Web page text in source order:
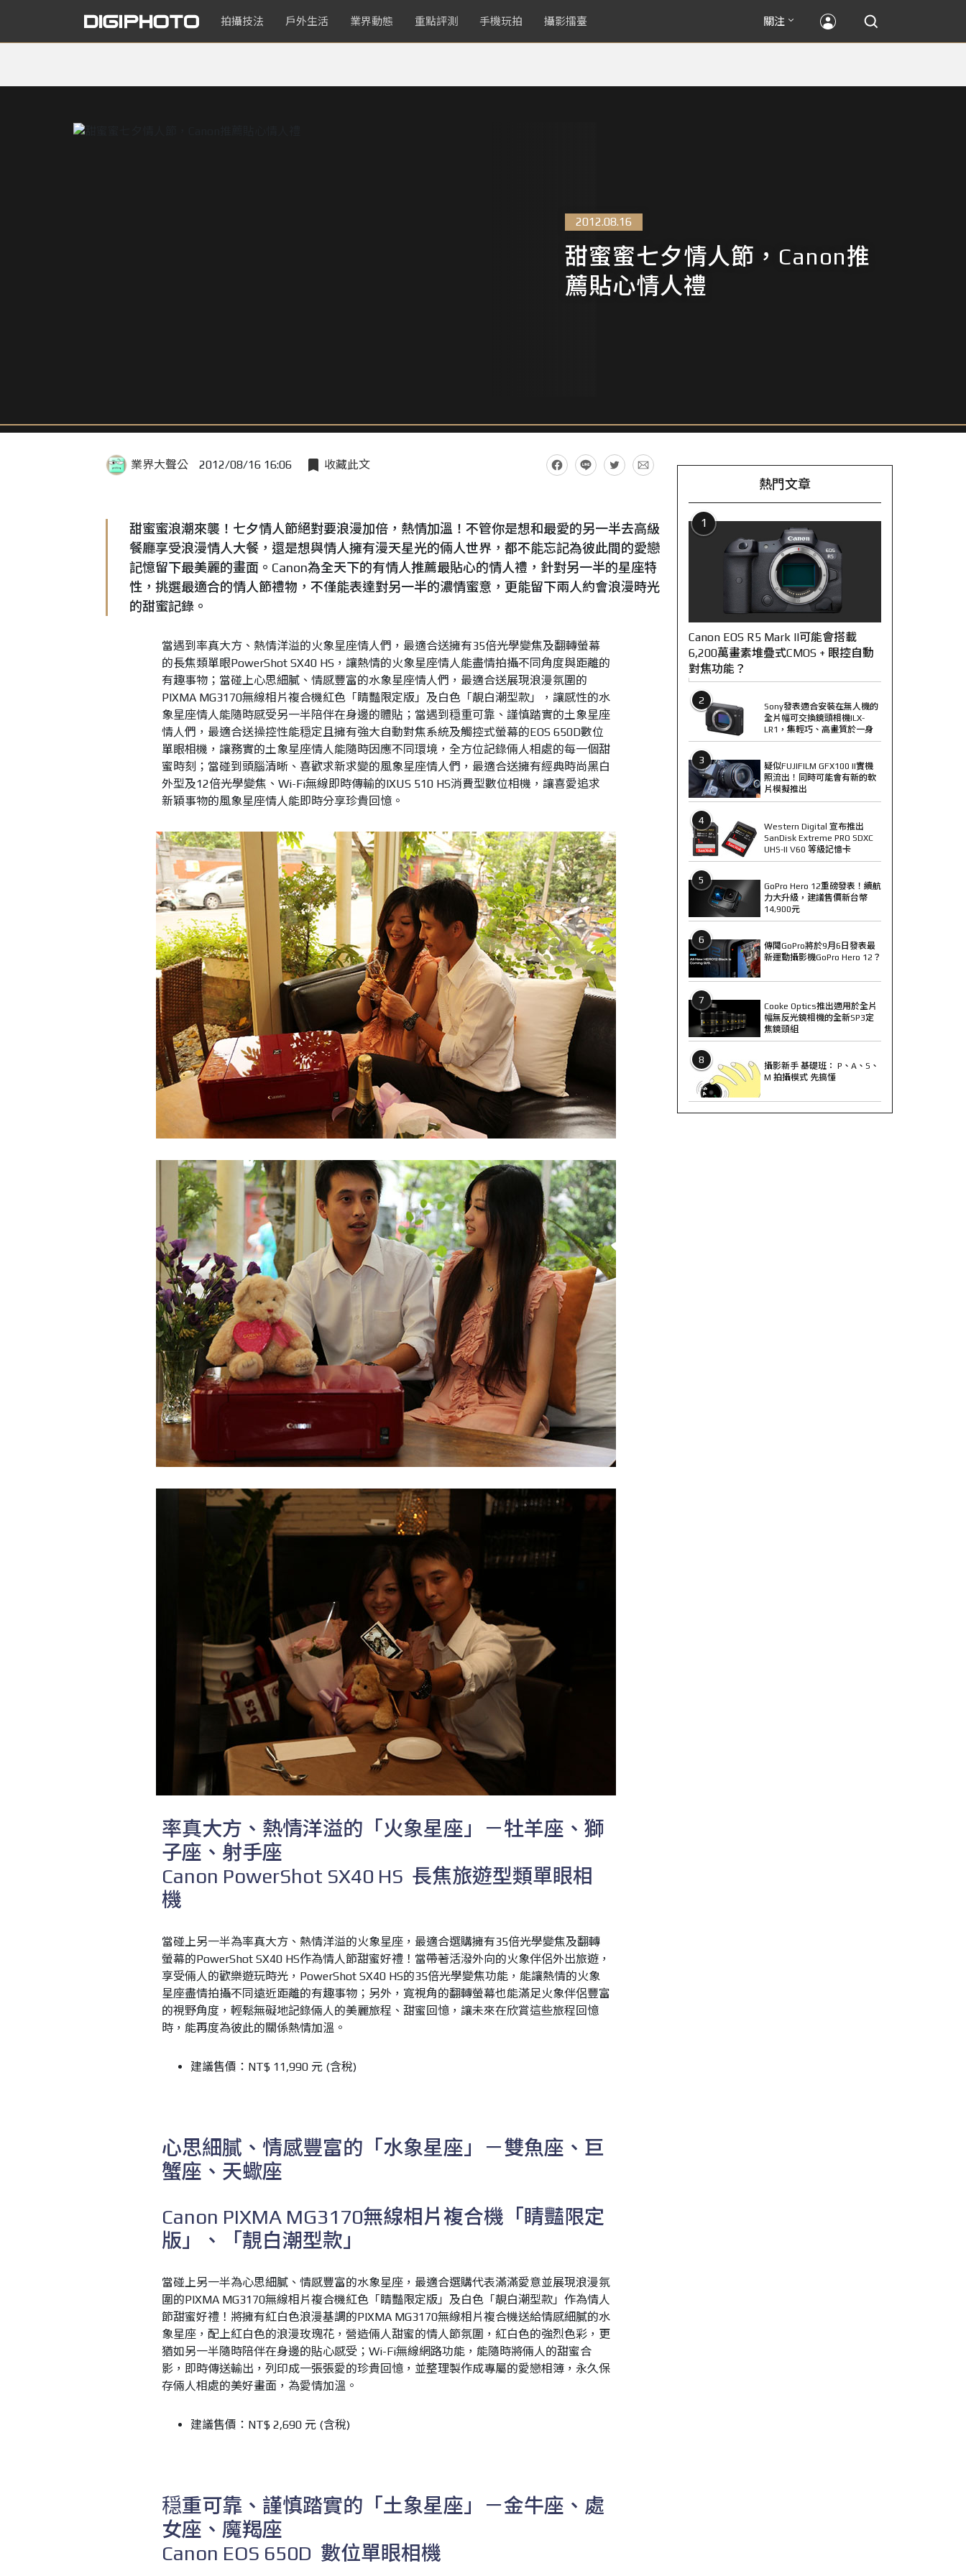
拍攝技法 戶外生活 業界動態 重點評測 手機玩拍 攝影擂臺 關注
2012.08.16
甜蜜蜜七夕情人節，Canon推
薦貼心情人禮
業界大聲公 2012/08/16 16:06 收藏此文
甜蜜蜜浪潮來襲！七夕情人節絕對要浪漫加倍，熱情加溫！不管你是想和最愛的另一半去高級
餐廳享受浪漫情人大餐，還是想與情人擁有漫天星光的倆人世界，都不能忘記為彼此間的愛戀
記憶留下最美麗的畫面。Canon為全天下的有情人推薦最貼心的情人禮，針對另一半的星座特
性，挑選最適合的情人節禮物，不僅能表達對另一半的濃情蜜意，更能留下兩人約會浪漫時光
的甜蜜記錄。
當遇到率真大方、熱情洋溢的火象星座情人們，最適合送擁有35倍光學變焦及翻轉螢幕
的長焦類單眼PowerShot SX40 HS，讓熱情的火象星座情人能盡情拍攝不同角度與距離的
有趣事物；當碰上心思細膩、情感豐富的水象星座情人們，最適合送展現浪漫氛圍的
PIXMA MG3170無線相片複合機紅色「睛豔限定版」及白色「靚白潮型款」，讓感性的水
象星座情人能隨時感受另一半陪伴在身邊的體貼；當遇到穏重可靠、謹慎踏實的土象星座
情人們，最適合送操控性能穏定且擁有強大自動對焦系統及觸控式螢幕的EOS 650D數位
單眼相機，讓務實的土象星座情人能隨時因應不同環境，全方位記錄倆人相處的每一個甜
蜜時刻；當碰到頭腦清晰、喜歡求新求變的風象星座情人們，最適合送擁有經典時尚黑白
外型及12倍光學變焦、Wi-Fi無線即時傳輸的IXUS 510 HS消費型數位相機，讓喜愛追求
新穎事物的風象星座情人能即時分享珍貴回憶。
率真大方、熱情洋溢的「火象星座」－牡羊座、獅
子座、射手座
Canon PowerShot SX40 HS 長焦旅遊型類單眼相
機
當碰上另一半為率真大方、熱情洋溢的火象星座，最適合選購擁有35倍光學變焦及翻轉
螢幕的PowerShot SX40 HS作為情人節甜蜜好禮！當帶著活潑外向的火象伴侶外出旅遊，
享受倆人的歡樂遊玩時光，PowerShot SX40 HS的35倍光學變焦功能，能讓熱情的火象
星座盡情拍攝不同遠近距離的有趣事物；另外，寬視角的翻轉螢幕也能滿足火象伴侶豐富
的視野角度，輕鬆無礙地記錄倆人的美麗旅程、甜蜜回憶，讓未來在欣賞這些旅程回憶
時，能再度為彼此的關係熱情加溫。
建議售價：NT$ 11,990 元(含稅)
心思細膩、情感豐富的「水象星座」－雙魚座、巨
蟹座、天蠍座
Canon PIXMA MG3170無線相片複合機「睛豔限定
版」、「靚白潮型款」
當碰上另一半為心思細膩、情感豐富的水象星座，最適合選購代表滿滿愛意並展現浪漫氛
圍的PIXMA MG3170無線相片複合機紅色「睛豔限定版」及白色「靚白潮型款」作為情人
節甜蜜好禮！將擁有紅白色浪漫基調的PIXMA MG3170無線相片複合機送給情感細膩的水
象星座，配上紅白色的浪漫玫瑰花，營造倆人甜蜜的情人節氛圍，紅白色的強烈色彩，更
猶如另一半隨時陪伴在身邊的貼心感受；Wi-Fi無線網路功能，能隨時將倆人的甜蜜合
影，即時傳送輸出，列印成一張張愛的珍貴回憶，並整理製作成專屬的愛戀相簿，永久保
存倆人相處的美好畫面，為愛情加溫。
建議售價：NT$ 2,690 元(含稅)
穏重可靠、謹慎踏實的「土象星座」－金牛座、處
女座、魔羯座
Canon EOS 650D 數位單眼相機
熱門文章
1
Canon EOS R5 Mark II可能會搭載
6,200萬畫素堆疊式CMOS + 眼控自動
對焦功能？
2
Sony發表適合安裝在無人機的
全片幅可交換鏡頭相機ILX-
LR1，集輕巧、高畫質於一身
3
疑似FUJIFILM GFX100 II實機
照流出！同時可能會有新的軟
片模擬推出
4
Western Digital 宣布推出
SanDisk Extreme PRO SDXC
UHS-II V60 等級記憶卡
5
GoPro Hero 12重磅發表！續航
力大升級，建議售價新台幣
14,900元
6
傳聞GoPro將於9月6日發表最
新運動攝影機GoPro Hero 12？
7
Cooke Optics推出適用於全片
幅無反光鏡相機的全新SP3定
焦鏡頭組
8
攝影新手 基礎班： P、A、S、
M 拍攝模式 先搞懂